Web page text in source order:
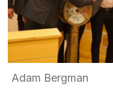
Adam Bergman